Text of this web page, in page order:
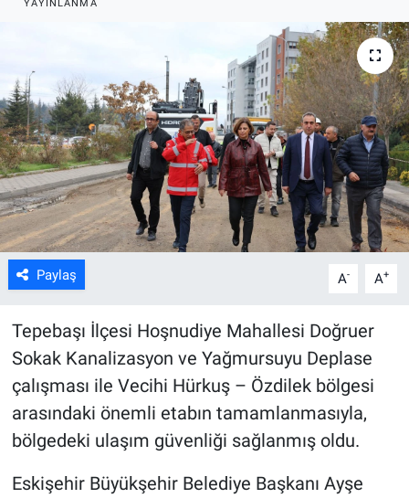
YAYINLANMA
Paylaş A- A+
Tepebaşı İlçesi Hoşnudiye Mahallesi Doğruer
Sokak Kanalizasyon ve Yağmursuyu Deplase
çalışması ile Vecihi Hürkuş – Özdilek bölgesi
arasındaki önemli etabın tamamlanmasıyla,
bölgedeki ulaşım güvenliği sağlanmış oldu.
Eskişehir Büyükşehir Belediye Başkanı Ayşe